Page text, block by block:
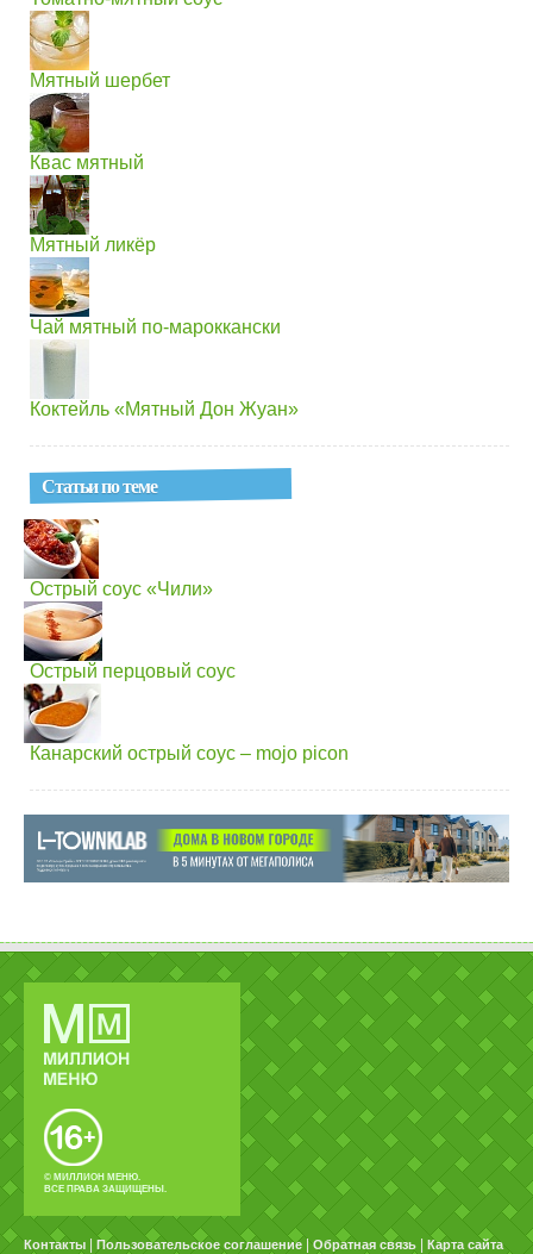
Мятный шербет
Квас мятный
Мятный ликёр
Чай мятный по-мароккански
Коктейль «Мятный Дон Жуан»
Статьи по теме
Острый соус «Чили»
Острый перцовый соус
Канарский острый соус – mojo picon
© МИЛЛИОН МЕНЮ.
ВСЕ ПРАВА ЗАЩИЩЕНЫ.
Контакты Пользовательское соглашение Обратная связь Карта сайта